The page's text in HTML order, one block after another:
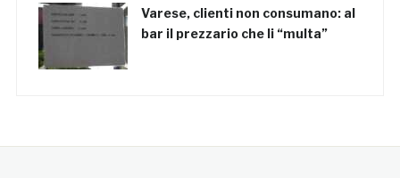
Varese, clienti non consumano: al
bar il prezzario che li “multa”